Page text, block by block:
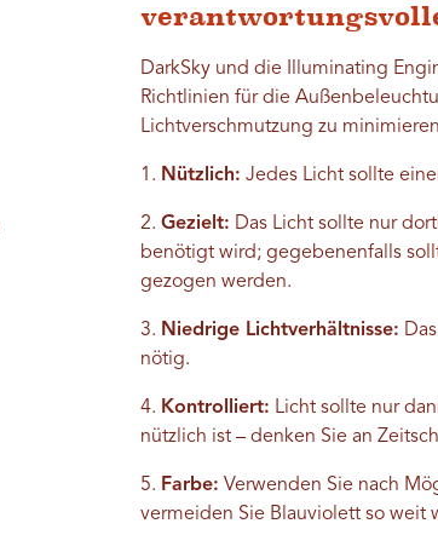
DarkSky und die Illuminating
Richtlinien für die
Lichtverschmutzung zu
1. Nützlich: Jedes Licht sollte
2. Gezielt: Das Licht sollte nur
benötigt wird; gegebenenfalls
gezogen werden.
3. Niedrige Lichtverhältnisse:
nötig.
4. Kontrolliert: Licht sollte nur
nützlich ist – denken Sie an
5. Farbe: Verwenden Sie nach
vermeiden Sie Blauviolett so weit